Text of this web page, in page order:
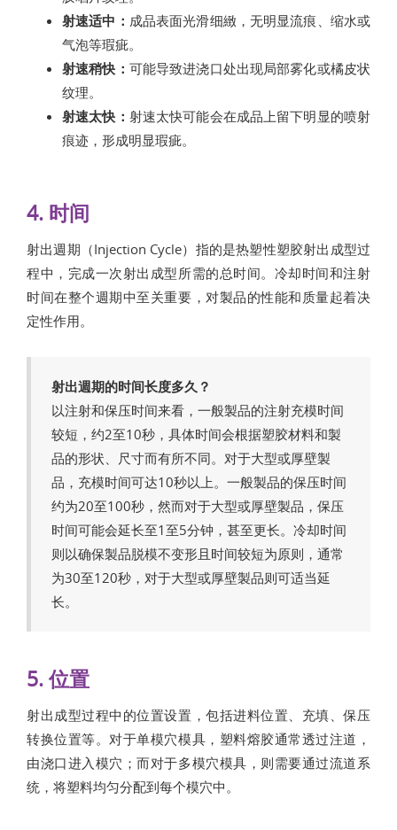
射速适中： 成品表面光滑细緻，无明显流痕、缩水或
气泡等瑕疵。
射速稍快： 可能导致进浇口处出现局部雾化或橘皮状
纹理。
射速太快： 射速太快可能会在成品上留下明显的喷射
痕迹，形成明显瑕疵。
4. 时间
射出週期（Injection Cycle）指的是热塑性塑胶射出成型过
程中，完成一次射出成型所需的总时间。冷却时间和注射
时间在整个週期中至关重要，对製品的性能和质量起着决
定性作用。
射出週期的时间长度多久？
以注射和保压时间来看，一般製品的注射充模时间
较短，约2至10秒，具体时间会根据塑胶材料和製
品的形状、尺寸而有所不同。对于大型或厚壁製
品，充模时间可达10秒以上。一般製品的保压时间
约为20至100秒，然而对于大型或厚壁製品，保压
时间可能会延长至1至5分钟，甚至更长。冷却时间
则以确保製品脱模不变形且时间较短为原则，通常
为30至120秒，对于大型或厚壁製品则可适当延
长。
5. 位置
射出成型过程中的位置设置，包括进料位置、充填、保压
转换位置等。对于单模穴模具，塑料熔胶通常透过注道，
由浇口进入模穴；而对于多模穴模具，则需要通过流道系
统，将塑料均匀分配到每个模穴中。